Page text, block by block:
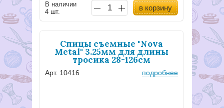
В наличии
4 шт.
в корзину
Спицы съемные "Nova
Metal" 3.25мм для длины
тросика 28-126см
Арт. 10416 подробнее